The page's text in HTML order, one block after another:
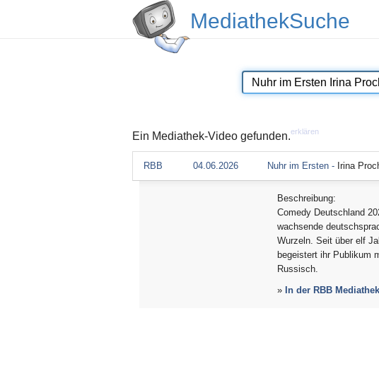
MediathekSuche
Ein Mediathek-Video gefunden.erklären
RBB 04.06.2026 Nuhr im Ersten - Irina
Beschreibung:
Comedy Deutschland
wachsende
Wurzeln. Seit über elf
begeistert ihr Publikum
Russisch.
» In der RBB